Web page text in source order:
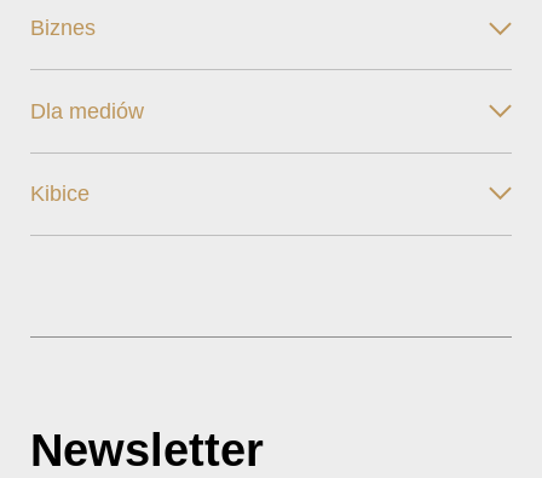
Biznes
Dla mediów
Kibice
Newsletter